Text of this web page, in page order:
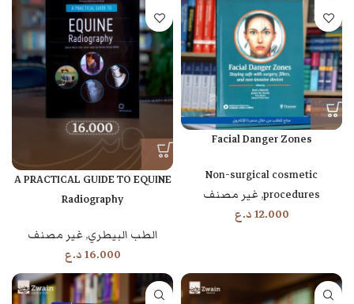
Facial Danger Zones
Non-surgical cosmetic
procedures
,غير مصنف
12.000د.ع
A PRACTICAL GUIDE TO EQUINE
Radiography
الطب البيطري,غير مصنف
16.000د.ع